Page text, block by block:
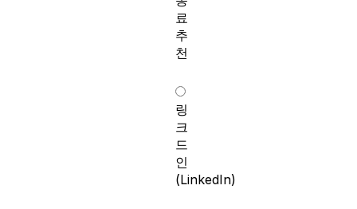
료
추
천
링
크
드
인
(LinkedIn)